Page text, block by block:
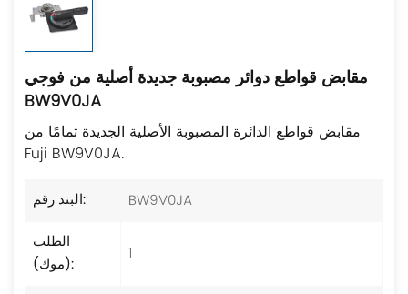
مقابض قواطع دوائر مصبوبة جديدة أصلية من فوجي
BW9V0JA
مقابض قواطع الدائرة المصبوبة الأصلية الجديدة تمامًا من
Fuji BW9V0JA.
البند رقم:
BW9V0JA
الطلب
(موك):
1